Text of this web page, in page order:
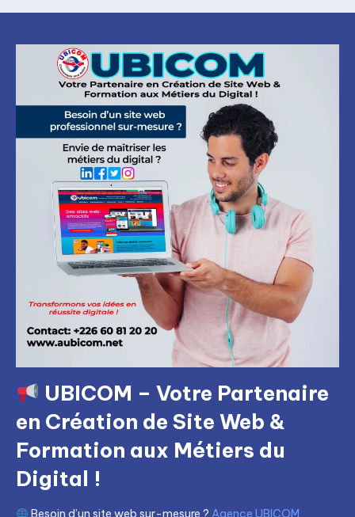
UBICOM – Votre Partenaire
en Création de Site Web &
Formation aux Métiers du
Digital !
Besoin d’un site web sur-mesure ? Agence UBICOM